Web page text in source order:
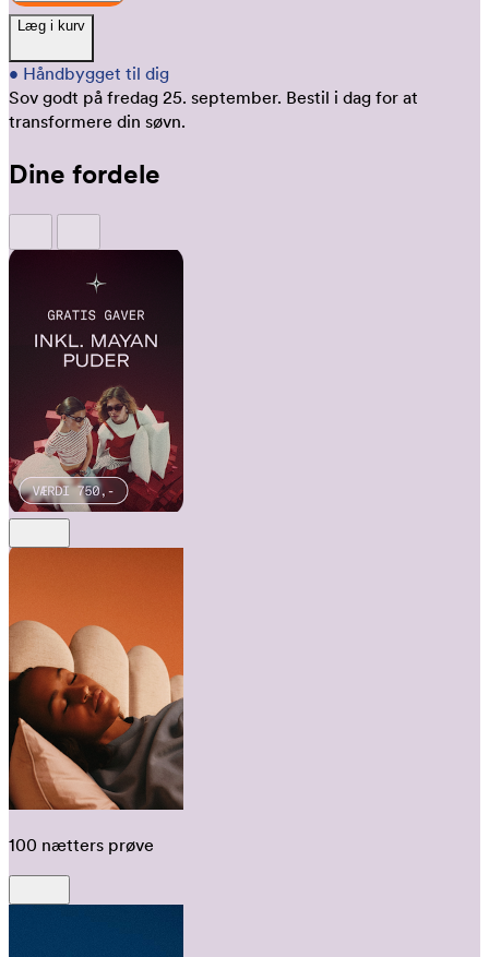
Læg i kurv
• Håndbygget til dig
Sov godt på fredag 25. september. Bestil i dag for at
transformere din søvn.
Dine fordele
100 nætters prøve